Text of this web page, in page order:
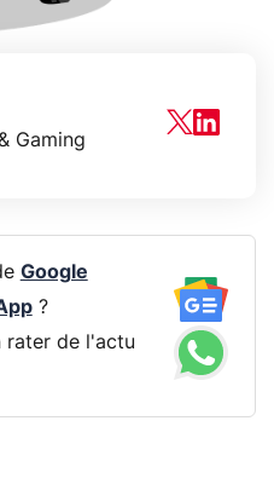
Gaming
Google
?
rater de l'actu